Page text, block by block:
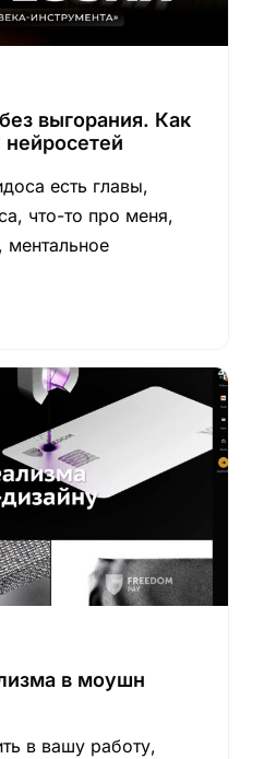
выгорания. Как
есть главы,
что-то про меня,
ментальное
в моушн
в вашу работу,